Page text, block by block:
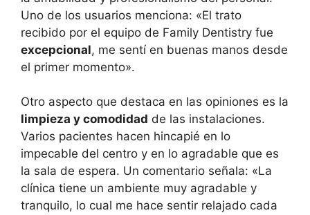
Uno de los usuarios menciona: «El trato
recibido por el equipo de Family Dentistry fue
excepcional, me sentí en buenas manos desde
el primer momento».
Otro aspecto que destaca en las opiniones es la
limpieza y comodidad de las instalaciones.
Varios pacientes hacen hincapié en lo
impecable del centro y en lo agradable que es
la sala de espera. Un comentario señala: «La
clínica tiene un ambiente muy agradable y
tranquilo, lo cual me hace sentir relajado cada